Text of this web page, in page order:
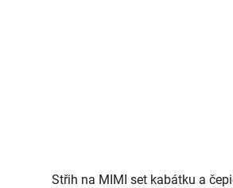
Střih na MIMI set kabátku a